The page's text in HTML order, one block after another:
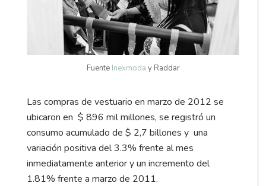
Fuente Inexmoda y Raddar
Las compras de vestuario en marzo de 2012 se
ubicaron en $ 896 mil millones, se registró un
consumo acumulado de $ 2,7 billones y una
variación positiva del 3.3% frente al mes
inmediatamente anterior y un incremento del
1.81% frente a marzo de 2011.